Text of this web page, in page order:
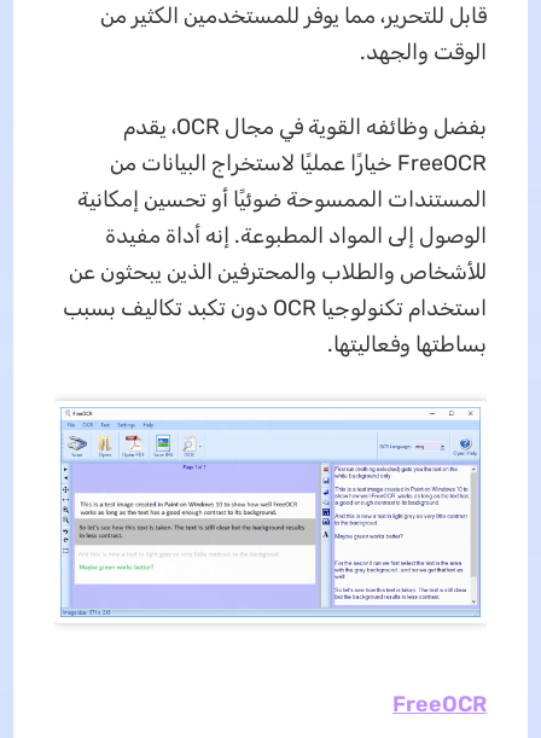
قابل للتحرير، مما يوفر للمستخدمين الكثير من
الوقت والجهد.
بفضل وظائفه القوية في مجال OCR، يقدم
FreeOCR خيارًا عمليًا لاستخراج البيانات من
المستندات الممسوحة ضوئيًا أو تحسين إمكانية
الوصول إلى المواد المطبوعة. إنه أداة مفيدة
للأشخاص والطلاب والمحترفين الذين يبحثون عن
استخدام تكنولوجيا OCR دون تكبد تكاليف بسبب
بساطتها وفعاليتها.
FreeOCR